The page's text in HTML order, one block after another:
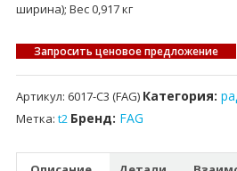
ширина); Вес 0,917 кг
Запросить ценовое предложение
Артикул: 6017-C3 (FAG) Категория:
Метка: t2 Бренд: FAG